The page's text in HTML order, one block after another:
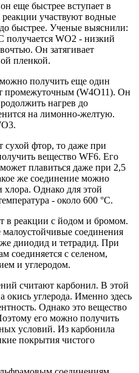
еще быстрее вступает в
участвуют водные
быстрее. Ученые выяснили:
получается WO2 - низкий
Он затягивает
пленкой.
получить еще один
промежуточным (W4O11). Он
нагрев до
на лимонно-желтую.
фтор, то даже при
вещество WF6. Его
плавиться даже при 2,5
же соединение можно
Однако для этой
- около 600 °C.
в реакции с йодом и бромом.
соединения
дииодид и тетрадид. При
соединяется с селеном,
и углеродом.
считают карбонил. В этой
окись углерода. Именно здесь
Однако это вещество
его можно получить
условий. Из карбонила
покрытия чистого